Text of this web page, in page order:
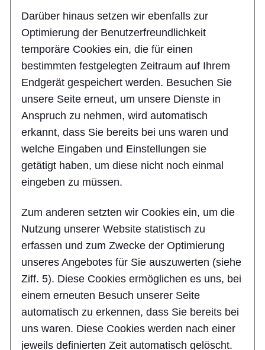
Darüber hinaus setzen wir ebenfalls zur
Optimierung der Benutzerfreundlichkeit
temporäre Cookies ein, die für einen
bestimmten festgelegten Zeitraum auf Ihrem
Endgerät gespeichert werden. Besuchen Sie
unsere Seite erneut, um unsere Dienste in
Anspruch zu nehmen, wird automatisch
erkannt, dass Sie bereits bei uns waren und
welche Eingaben und Einstellungen sie
getätigt haben, um diese nicht noch einmal
eingeben zu müssen.
Zum anderen setzten wir Cookies ein, um die
Nutzung unserer Website statistisch zu
erfassen und zum Zwecke der Optimierung
unseres Angebotes für Sie auszuwerten (siehe
Ziff. 5). Diese Cookies ermöglichen es uns, bei
einem erneuten Besuch unserer Seite
automatisch zu erkennen, dass Sie bereits bei
uns waren. Diese Cookies werden nach einer
jeweils definierten Zeit automatisch gelöscht.